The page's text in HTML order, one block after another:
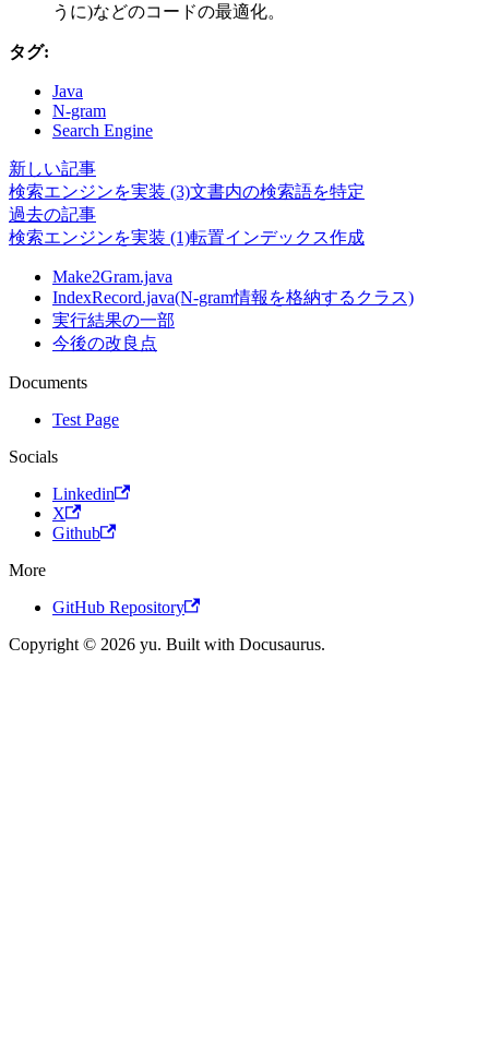
うに)などのコードの最適化。
タグ:
Java
N-gram
Search Engine
新しい記事
検索エンジンを実装 (3)文書内の検索語を特定
過去の記事
検索エンジンを実装 (1)転置インデックス作成
Make2Gram.java
IndexRecord.java(N-gram情報を格納するクラス)
実行結果の一部
今後の改良点
Documents
Test Page
Socials
Linkedin
X
Github
More
GitHub Repository
Copyright © 2026 yu. Built with Docusaurus.